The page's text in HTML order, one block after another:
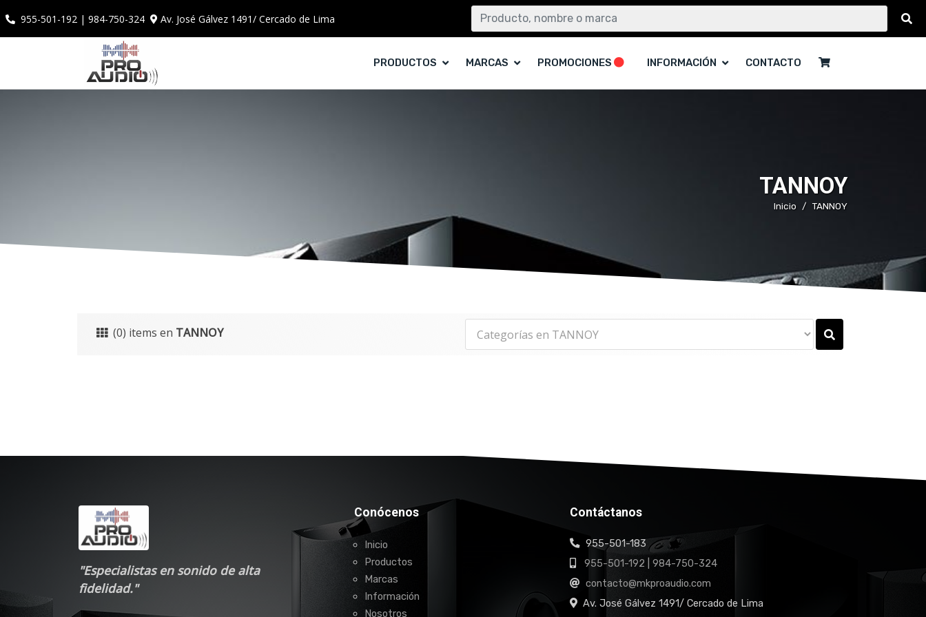
955-501-192 | 984-750-324 Av. José Gálvez 1491/ Cercado de Lima
PRODUCTOS MARCAS PROMOCIONES INFORMACIÓN CONTACTO
TANNOY
Inicio TANNOY
(0) items en TANNOY
"Especialistas en sonido de alta
fidelidad."
Conócenos
Inicio
Productos
Marcas
Información
Nosotros
Contáctanos
955-501-183
955-501-192 | 984-750-324
contacto@mkproaudio.com
Av. José Gálvez 1491/ Cercado de Lima